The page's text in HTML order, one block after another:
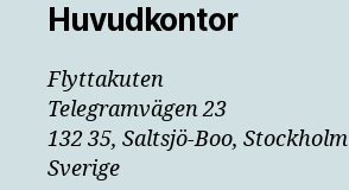
Huvudkontor
Flyttakuten
Telegramvägen 23
132 35, Saltsjö-Boo, Stockholm
Sverige